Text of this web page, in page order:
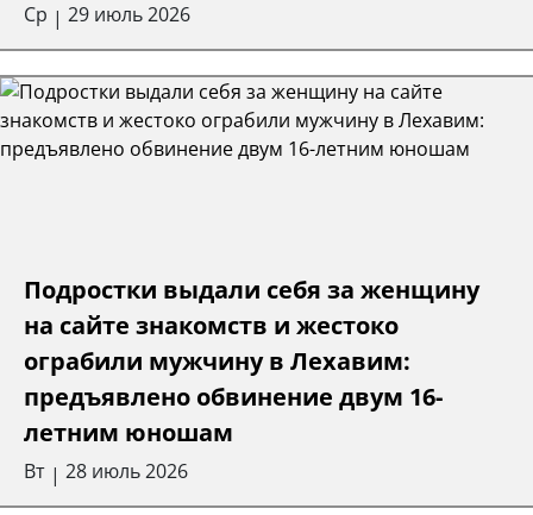
Ср | 29 июль 2026
Подростки выдали себя за женщину
на сайте знакомств и жестоко
ограбили мужчину в Лехавим:
предъявлено обвинение двум 16-
летним юношам
Вт | 28 июль 2026